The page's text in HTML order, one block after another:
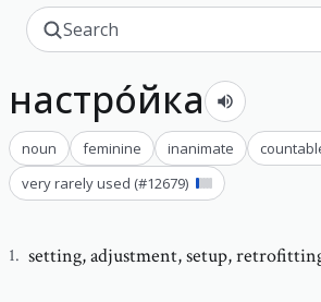
настро́йка
noun feminine inanimate
very rarely used (#12679)
1. setting,adjustment, setup,